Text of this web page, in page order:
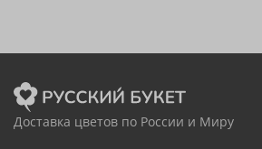
Доставка цветов по России и Миру